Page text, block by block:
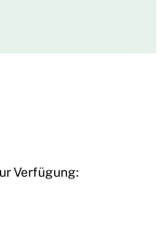
Verfügung: